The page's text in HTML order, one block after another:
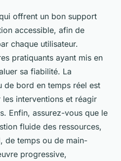
offrent un bon support
accessible, afin de
chaque utilisateur.
pratiquants ayant mis en
sa fiabilité. La
de bord en temps réel est
interventions et réagir
Enfin, assurez-vous que le
fluide des ressources,
de temps ou de main-
progressive,